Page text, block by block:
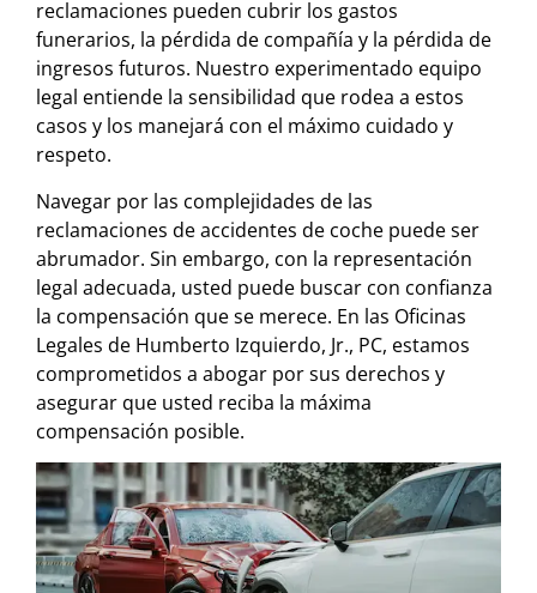
reclamaciones pueden cubrir los gastos
funerarios, la pérdida de compañía y la pérdida de
ingresos futuros. Nuestro experimentado equipo
legal entiende la sensibilidad que rodea a estos
casos y los manejará con el máximo cuidado y
respeto.
Navegar por las complejidades de las
reclamaciones de accidentes de coche puede ser
abrumador. Sin embargo, con la representación
legal adecuada, usted puede buscar con confianza
la compensación que se merece. En las Oficinas
Legales de Humberto Izquierdo, Jr., PC, estamos
comprometidos a abogar por sus derechos y
asegurar que usted reciba la máxima
compensación posible.